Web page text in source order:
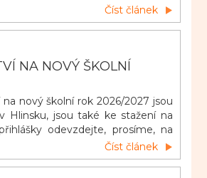
z dětí (dětským poradním
a zahrnoval také
Číst článek
NA NOVÝ ŠKOLNÍ
nový školní rok 2026/2027 jsou
Hlinsku, jsou také ke stažení na
odevzdejte, prosíme, na
odevzdaných přihlášek budou
Výuky náboženství v
Číst článek